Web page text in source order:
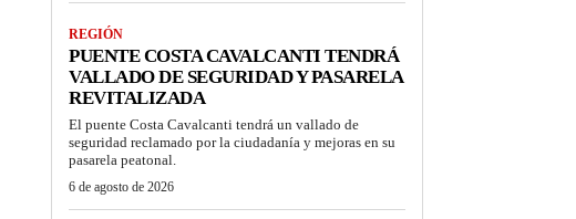
REGIÓN
PUENTE COSTA CAVALCANTI TENDRÁ
VALLADO DE SEGURIDAD Y PASARELA
REVITALIZADA
El puente Costa Cavalcanti tendrá un vallado de
seguridad reclamado por la ciudadanía y mejoras en su
pasarela peatonal.
6 de agosto de 2026